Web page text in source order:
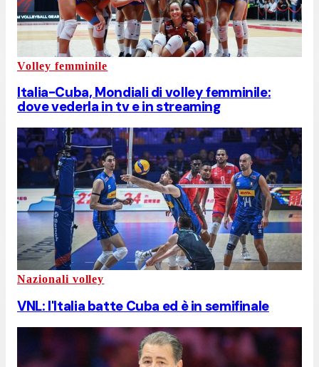
Volley femminile
Italia-Cuba, Mondiali di volley femminile:
dove vederla in tv e in streaming
Nazionali volley
VNL: l'Italia batte Cuba ed è in semifinale